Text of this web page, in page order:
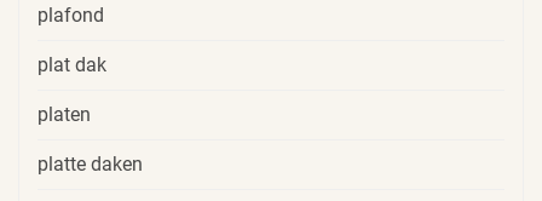
plafond
plat dak
platen
platte daken